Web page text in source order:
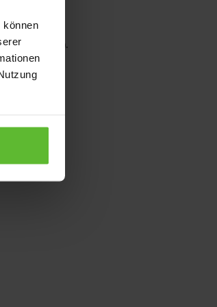
können
information).